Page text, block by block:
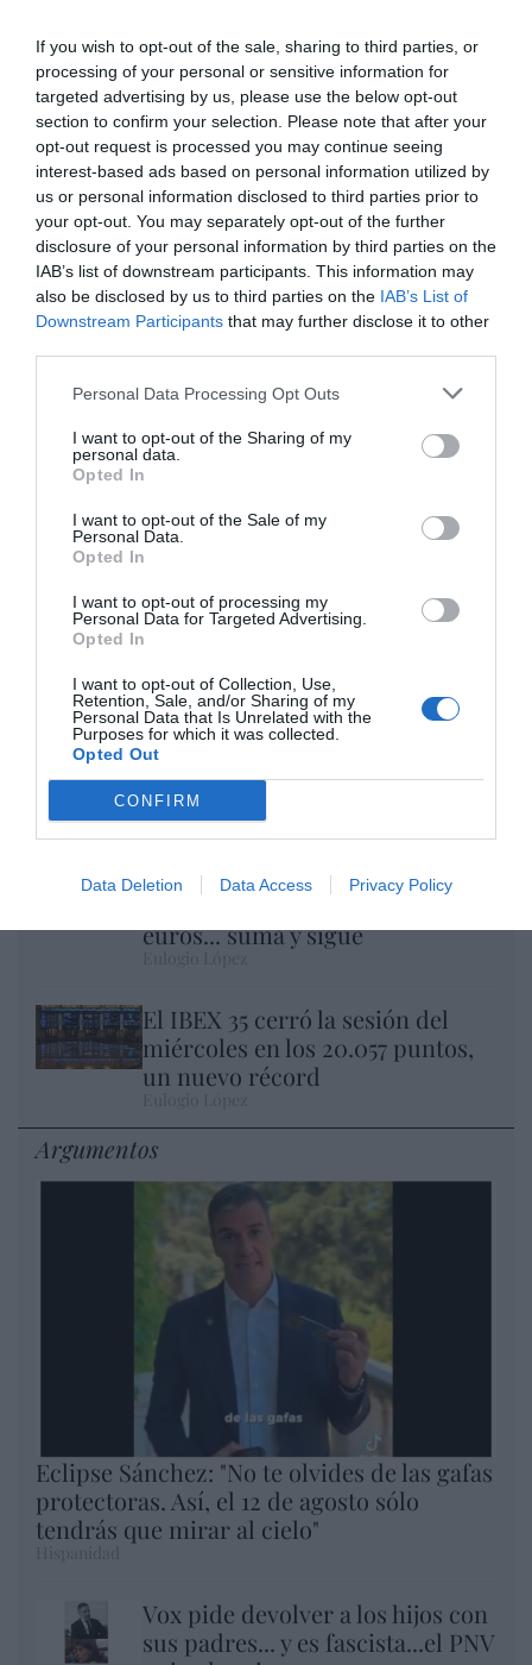
If you wish to opt-out of the sale, sharing to third parties, or
processing of your personal or sensitive information for
targeted advertising by us, please use the below opt-out
section to confirm your selection. Please note that after your
opt-out request is processed you may continue seeing
interest-based ads based on personal information utilized by
us or personal information disclosed to third parties prior to
your opt-out. You may separately opt-out of the further
disclosure of your personal information by third parties on the
IAB’s list of downstream participants. This information may
also be disclosed by us to third parties on the IAB’s List of
Downstream Participants that may further disclose it to other
Personal Data Processing Opt Outs
I want to opt-out of the Sharing of my
personal data.
Opted In
I want to opt-out of the Sale of my
Personal Data.
Opted In
I want to opt-out of processing my
Personal Data for Targeted Advertising.
Opted In
I want to opt-out of Collection, Use,
Retention, Sale, and/or Sharing of my
Personal Data that Is Unrelated with the
Purposes for which it was collected.
Opted Out
CONFIRM
Data Deletion Data Access Privacy Policy
Artículos anteriores
DIARIO DE LA CORRUPCIÓN SANCHISTA
Diario de la corrupción sanchista. Hazte
Oír se manifiesta delante de La Mareta:
“Pedro Sánchez es un criminal”
por Redacción
Artículos anteriores
Opinión
por Eulogio López
Nokia, Ericsson... Huawei: lo que importan
son las patentes
Eulogio López
Isabel Pantoja pierde dos pleitos
euros... suma y sigue
El IBEX 35 cerró la sesión del
miércoles en los 20.057 puntos,
un nuevo récord
Argumentos
Eclipse Sánchez: "No te olvides de las gafas
protectoras. Así, el 12 de agosto sólo
tendrás que mirar al cielo"
Vox pide devolver a los hijos con
sus padres... y es fascista...el PNV